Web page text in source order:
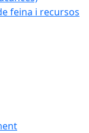
feina i recursos